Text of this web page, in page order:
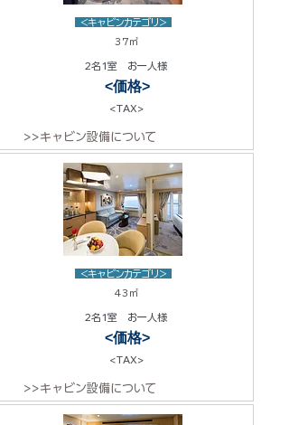
<キャビンカテゴリ>
37㎡
2名1室 お一人様
<価格>
<TAX>
>>キャビン設備について
<キャビンカテゴリ>
43㎡
2名1室 お一人様
<価格>
<TAX>
>>キャビン設備について